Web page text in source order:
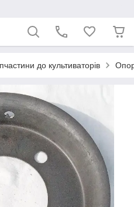
до культиваторів